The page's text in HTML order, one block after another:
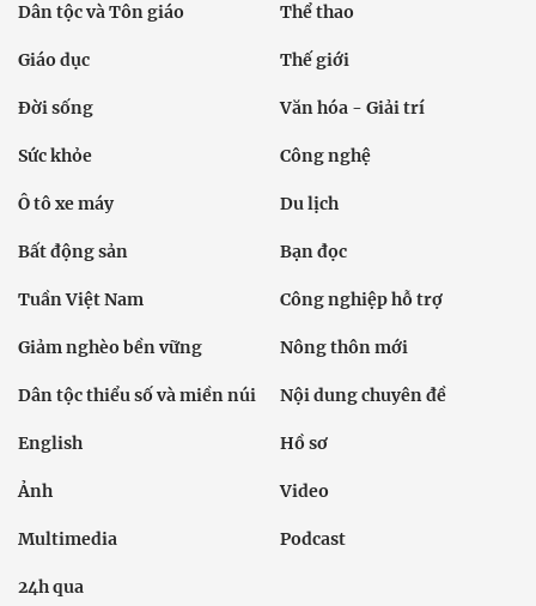
Dân tộc và Tôn giáo Thể thao
Giáo dục Thế giới
Đời sống Văn hóa - Giải trí
Sức khỏe Công nghệ
Ô tô xe máy Du lịch
Bất động sản Bạn đọc
Tuần Việt Nam Công nghiệp hỗ trợ
Giảm nghèo bền vững Nông thôn mới
Dân tộc thiểu số và miền núi Nội dung chuyên đề
English Hồ sơ
Ảnh Video
Multimedia Podcast
24h qua